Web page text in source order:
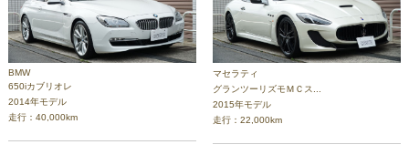
BMW
650iカブリオレ
2014年モデル
走行：40,000km
マセラティ
グランツーリズモＭＣス...
2015年モデル
走行：22,000km